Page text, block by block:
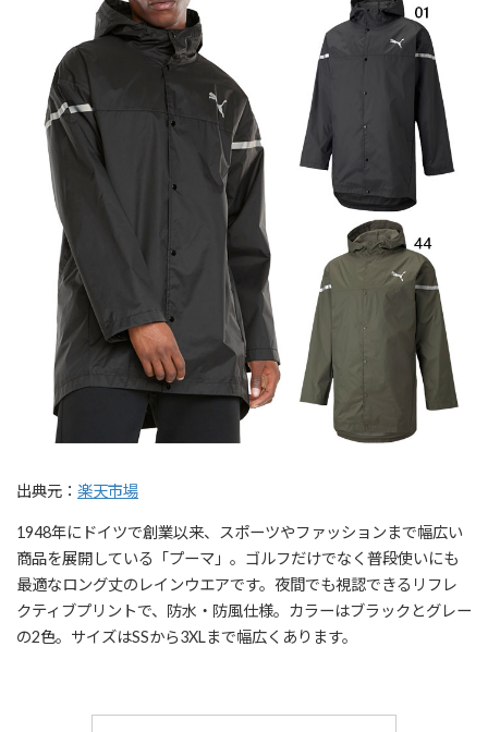
出典元： 楽天市場
1948年にドイツで創業以来、スポーツやファッションまで幅広い
商品を展開している「プーマ」。ゴルフだけでなく普段使いにも
最適なロング丈のレインウエアです。夜間でも視認できるリフレ
クティブプリントで、防水・防風仕様。カラーはブラックとグレー
の2色。サイズはSSから3XLまで幅広くあります。